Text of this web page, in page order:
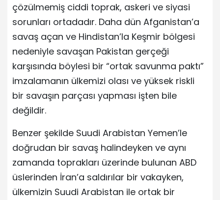
çözülmemiş ciddi toprak, askeri ve siyasi
sorunları ortadadır. Daha dün Afganistan’a
savaş açan ve Hindistan’la Keşmir bölgesi
nedeniyle savaşan Pakistan gerçeği
karşısında böylesi bir “ortak savunma paktı”
imzalamanın ülkemizi olası ve yüksek riskli
bir savaşın parçası yapması işten bile
değildir.
Benzer şekilde Suudi Arabistan Yemen’le
doğrudan bir savaş halindeyken ve aynı
zamanda toprakları üzerinde bulunan ABD
üslerinden İran’a saldırılar bir vakayken,
ülkemizin Suudi Arabistan ile ortak bir